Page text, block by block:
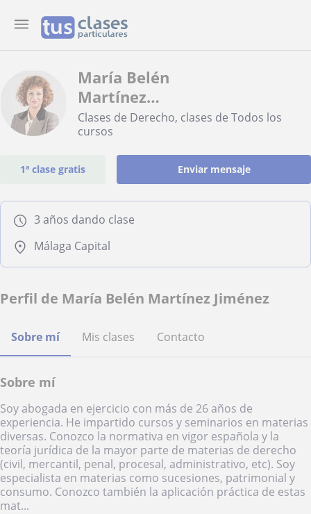
María Belén
Martínez
Jiménez
Clases de Derecho, clases de Todos los
cursos
1ª clase gratis Enviar mensaje
3 años dando clase
Málaga Capital
Perfil de María Belén Martínez Jiménez
Sobre mí Mis clases Contacto
Sobre mí
Soy abogada en ejercicio con más de 26 años de
experiencia. He impartido cursos y seminarios en materias
diversas. Conozco la normativa en vigor española y la
teoría jurídica de la mayor parte de materias de derecho
(civil, mercantil, penal, procesal, administrativo, etc). Soy
especialista en materias como sucesiones, patrimonial y
consumo. Conozco también la aplicación práctica de estas
mat...